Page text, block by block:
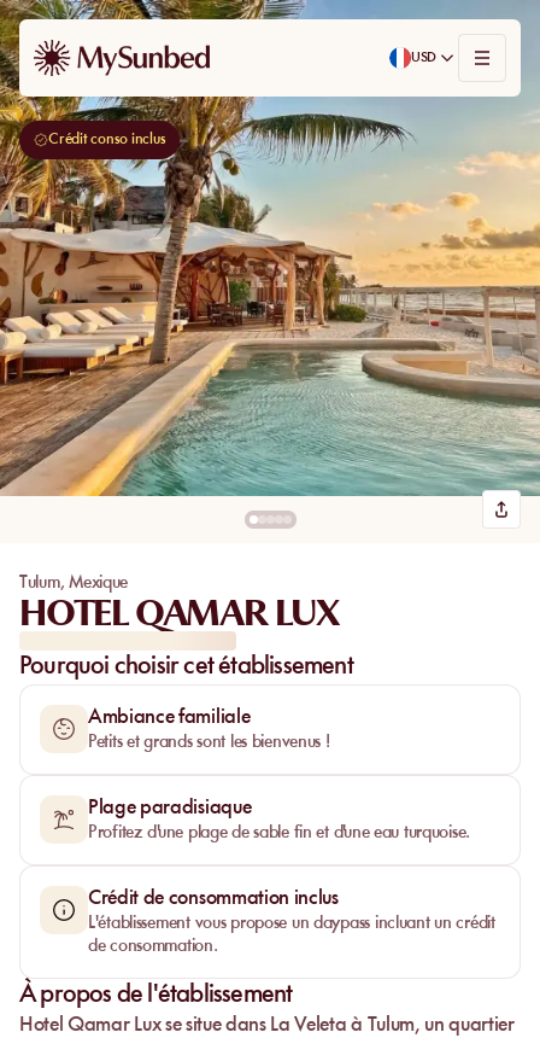
Crédit conso inclus
USD
Tulum,Mexique
HOTEL QAMAR LUX
Pourquoi choisir cet établissement
Ambiance familiale
Petits et grands sont les bienvenus !
Plage paradisiaque
Profitez d'une plage de sable fin et d'une eau turquoise.
Crédit de consommation inclus
L'établissement vous propose un daypass incluant un crédit
de consommation.
À propos de l'établissement
Hotel Qamar Luxse situe dans La Veleta à Tulum, un quartier